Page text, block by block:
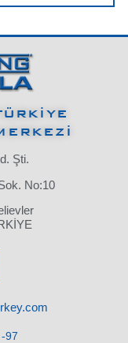
Şti.
No:10
97